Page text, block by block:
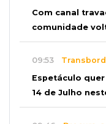
Com canal
comunidade
09:53
Espetáculo
14 de Julho